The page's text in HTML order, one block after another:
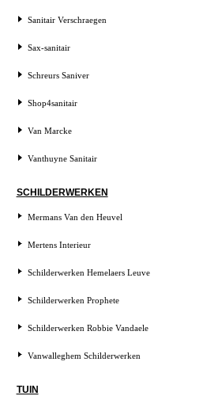
Sanitair Verschraegen
Sax-sanitair
Schreurs Saniver
Shop4sanitair
Van Marcke
Vanthuyne Sanitair
SCHILDERWERKEN
Mermans Van den Heuvel
Mertens Interieur
Schilderwerken Hemelaers Leuve
Schilderwerken Prophete
Schilderwerken Robbie Vandaele
Vanwalleghem Schilderwerken
TUIN